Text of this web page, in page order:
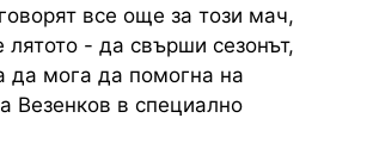
все още за този мач,
лятото - да свърши сезонът,
да мога да помогна на
Везенков в специално